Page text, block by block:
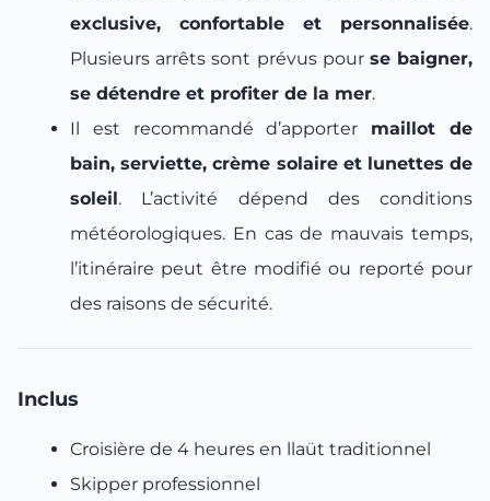
exclusive, confortable et personnalisée.
Plusieurs arrêts sont prévus pour se baigner,
se détendre et profiter de la mer.
Il est recommandé d’apporter maillot de
bain, serviette, crème solaire et lunettes de
soleil. L’activité dépend des conditions
météorologiques. En cas de mauvais temps,
l’itinéraire peut être modifié ou reporté pour
des raisons de sécurité.
Inclus
Croisière de 4 heures en llaüt traditionnel
Skipper professionnel